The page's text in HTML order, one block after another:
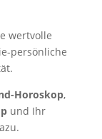
wertvolle
persönliche
Horoskop,
und Ihr